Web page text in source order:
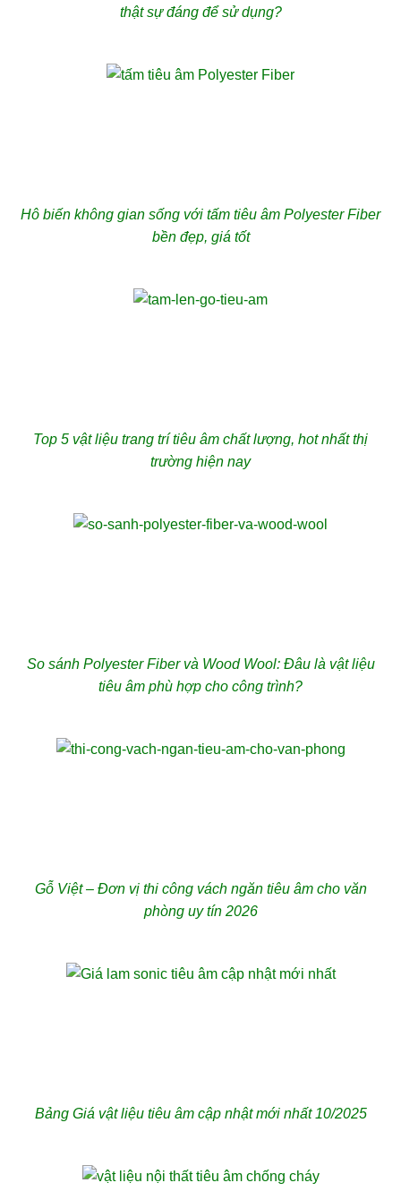
thật sự đáng để sử dụng?
Hô biến không gian sống với tấm tiêu âm Polyester Fiber
bền đẹp, giá tốt
Top 5 vật liệu trang trí tiêu âm chất lượng, hot nhất thị
trường hiện nay
So sánh Polyester Fiber và Wood Wool: Đâu là vật liệu
tiêu âm phù hợp cho công trình?
Gỗ Việt – Đơn vị thi công vách ngăn tiêu âm cho văn
phòng uy tín 2026
Bảng Giá vật liệu tiêu âm cập nhật mới nhất 10/2025